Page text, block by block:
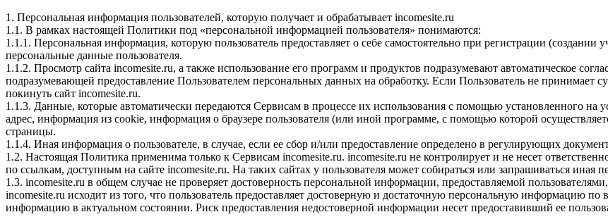
1. Персональная информация пользователей, которую получает и обрабатывает incomesite.ru
1.1. В рамках настоящей Политики под «персональной информацией пользователя» понимаются:
1.1.1. Персональная информация, которую пользователь предоставляет о себе самостоятельно при регистрации
персональные данные пользователя.
1.1.2. Просмотр сайта incomesite.ru, а также использование его программ и продуктов подразумевают автоматическое
подразумевающей предоставление Пользователем персональных данных на обработку. Если Пользователь не
покинуть сайт incomesite.ru.
1.1.3. Данные, которые автоматически передаются Сервисам в процессе их использования с помощью установленного на
адрес, информация из cookie, информация о браузере пользователя (или иной программе, с помощью которой
страницы.
1.1.4. Иная информация о пользователе, в случае, если ее сбор и/или предоставление определено в регулирующих
1.2. Настоящая Политика применима только к Сервисам incomesite.ru. incomesite.ru не контролирует и не несет
по ссылкам, доступным на сайте incomesite.ru. На таких сайтах у пользователя может собираться или запрашиваться иная
1.3. incomesite.ru в общем случае не проверяет достоверность персональной информации, предоставляемой
incomesite.ru исходит из того, что пользователь предоставляет достоверную и достаточную персональную информацию
информацию в актуальном состоянии. Риск предоставления недостоверной информации несет предоставивший ее